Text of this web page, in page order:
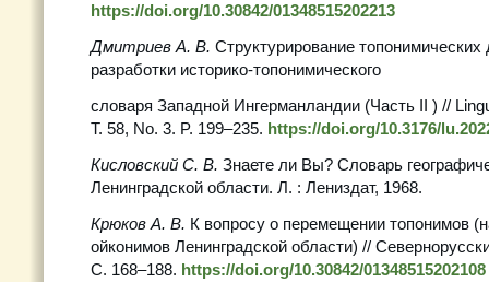
https://doi.org/10.30842/01348515202213
Дмитриев А. В. Структурирование топонимических
разработки историко-топонимического
словаря Западной Ингерманландии (Часть II ) //
Т. 58, No. 3. P. 199–235. https://doi.org/10.3176/
Кисловский С. В. Знаете ли Вы? Словарь
Ленинградской области. Л. : Лениздат, 1968.
Крюков А. В. К вопросу о перемещении топонимов
ойконимов Ленинградской области) //
С. 168–188. https://doi.org/10.30842/01348515202108